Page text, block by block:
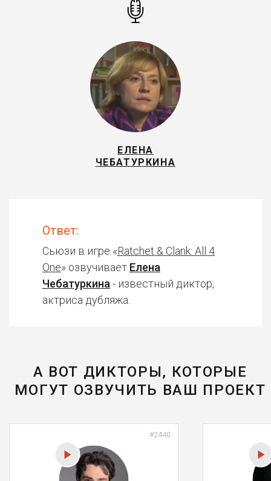
ЕЛЕНА
ЧЕБАТУРКИНА
Ответ:
Сьюзи в игре «Ratchet & Clank: All 4
One» озвучивает Елена
Чебатуркина - известный диктор,
актриса дубляжа.
А ВОТ ДИКТОРЫ, КОТОРЫЕ
МОГУТ ОЗВУЧИТЬ ВАШ ПРОЕКТ
#2440